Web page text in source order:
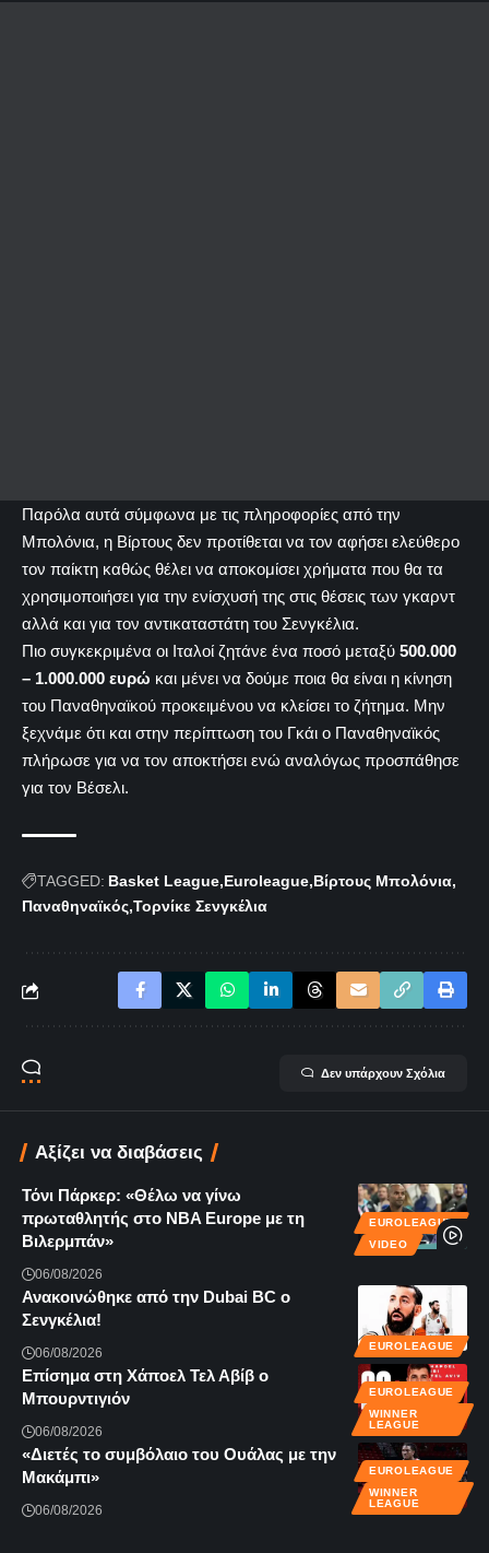
Παρόλα αυτά σύμφωνα με τις πληροφορίες από την
Μπολόνια, η Βίρτους δεν προτίθεται να τον αφήσει ελεύθερο
τον παίκτη καθώς θέλει να αποκομίσει χρήματα που θα τα
χρησιμοποιήσει για την ενίσχυσή της στις θέσεις των γκαρντ
αλλά και για τον αντικαταστάτη του Σενγκέλια.
Πιο συγκεκριμένα οι Ιταλοί ζητάνε ένα ποσό μεταξύ 500.000
– 1.000.000 ευρώ και μένει να δούμε ποια θα είναι η κίνηση
του Παναθηναϊκού προκειμένου να κλείσει το ζήτημα. Μην
ξεχνάμε ότι και στην περίπτωση του Γκάι ο Παναθηναϊκός
πλήρωσε για να τον αποκτήσει ενώ αναλόγως προσπάθησε
για τον Βέσελι.
TAGGED: Basket League Euroleague Βίρτους Μπολόνια
Παναθηναϊκός Τορνίκε Σενγκέλια
Δεν υπάρχουν Σχόλια
Αξίζει να διαβάσεις
EUROLEAGUE
VIDEO
Τόνι Πάρκερ: «Θέλω να γίνω
πρωταθλητής στο NBA Europe με τη
Βιλερμπάν»
06/08/2026
EUROLEAGUE
Ανακοινώθηκε από την Dubai BC ο
Σενγκέλια!
06/08/2026
EUROLEAGUE
WINNER
LEAGUE
Επίσημα στη Χάποελ Τελ Αβίβ ο
Μπουρντιγιόν
06/08/2026
EUROLEAGUE
WINNER
LEAGUE
«Διετές το συμβόλαιο του Ουάλας με την
Μακάμπι»
06/08/2026